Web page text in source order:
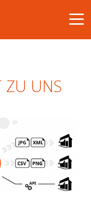
ZU UNS